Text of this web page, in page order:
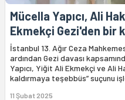
Mücella Yapıcı, Ali
Ekmekçi Gezi'den bir
İstanbul 13. Ağır Ceza
ardından Gezi davası
Yapıcı, Yiğit Ali Ekmekçi ve Ali
kaldırmaya teşebbüs” suçunu
11 Şubat 2025